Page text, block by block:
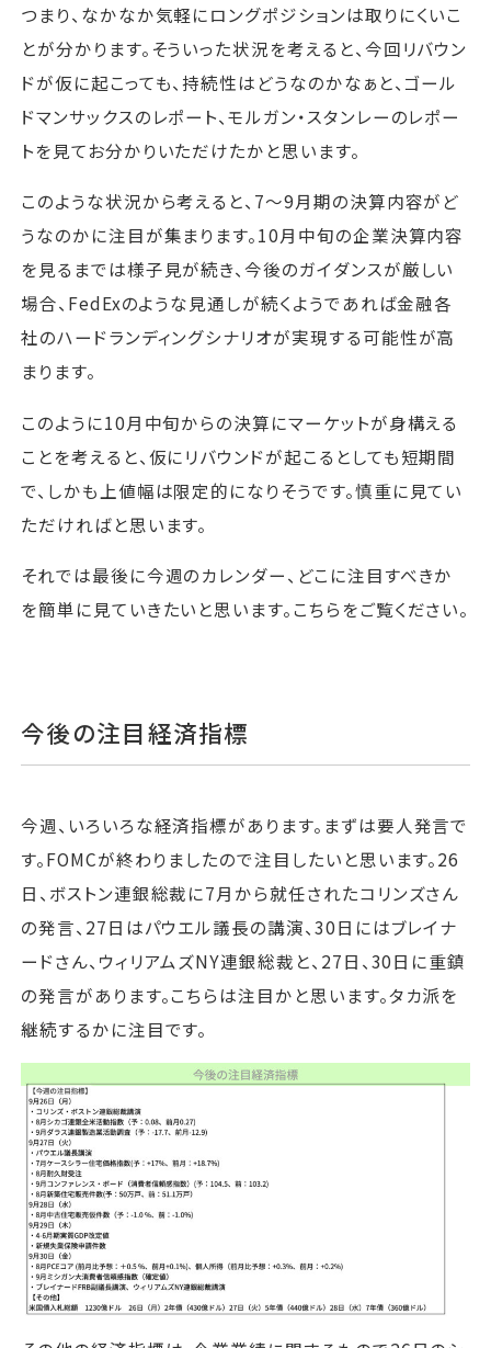
つまり、なかなか気軽にロングポジションは取りにくいこ
とが分かります。そういった状況を考えると、今回リバウン
ドが仮に起こっても、持続性はどうなのかなぁと、ゴール
ドマンサックスのレポート、モルガン・スタンレーのレポー
トを見てお分かりいただけたかと思います。
このような状況から考えると、7～9月期の決算内容がど
うなのかに注目が集まります。10月中旬の企業決算内容
を見るまでは様子見が続き、今後のガイダンスが厳しい
場合、FedExのような見通しが続くようであれば金融各
社のハードランディングシナリオが実現する可能性が高
まります。
このように10月中旬からの決算にマーケットが身構える
ことを考えると、仮にリバウンドが起こるとしても短期間
で、しかも上値幅は限定的になりそうです。慎重に見てい
ただければと思います。
それでは最後に今週のカレンダー、どこに注目すべきか
を簡単に見ていきたいと思います。こちらをご覧ください。
今後の注目経済指標
今週、いろいろな経済指標があります。まずは要人発言で
す。FOMCが終わりましたので注目したいと思います。26
日、ボストン連銀総裁に7月から就任されたコリンズさん
の発言、27日はパウエル議長の講演、30日にはブレイナ
ードさん、ウィリアムズNY連銀総裁と、27日、30日に重鎮
の発言があります。こちらは注目かと思います。タカ派を
継続するかに注目です。